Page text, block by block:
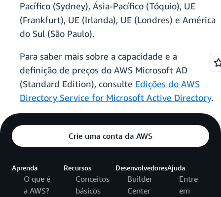
Pacífico (Sydney), Ásia-Pacífico (Tóquio), UE
(Frankfurt), UE (Irlanda), UE (Londres) e América
do Sul (São Paulo).
Para saber mais sobre a capacidade e a
definição de preços do AWS Microsoft AD
(Standard Edition), consulte Edições do AWS
Directory Service for Microsoft Active Directory.
Crie uma conta da AWS
Aprenda
O que é
a AWS?
Recursos
Conceitos
básicos
Desenvolvedores
Builder
Center
Ajuda
Entre
em